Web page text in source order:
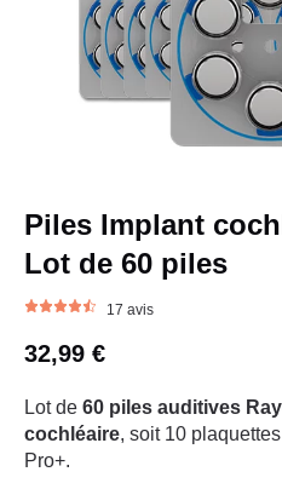
Piles Implant
Lot de 60 piles
17 avis
32,99 €
Lot de 60 piles auditives
cochléaire, soit 10
Pro+.